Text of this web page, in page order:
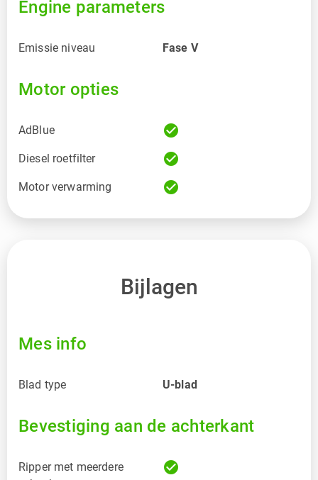
Engine parameters
Emissie niveau Fase V
Motor opties
AdBlue check_circle
Diesel roetfilter check_circle
Motor verwarming check_circle
Bijlagen
Mes info
Blad type U-blad
Bevestiging aan de achterkant
Ripper met meerdere
check_circle